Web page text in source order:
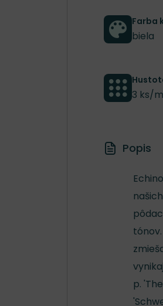
Farba
biela
3 ks/
Popis
p.